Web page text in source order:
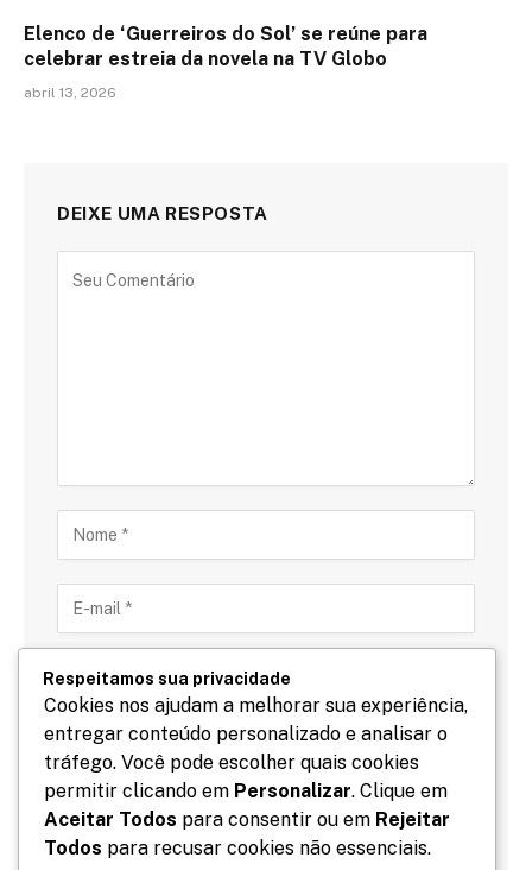
Elenco de ‘Guerreiros do Sol’ se reúne para
celebrar estreia da novela na TV Globo
abril 13, 2026
DEIXE UMA RESPOSTA
Salve meu nome, email e site neste navegador para
a próxima vez que eu comentar.
Respeitamos sua privacidade
Cookies nos ajudam a melhorar sua experiência,
entregar conteúdo personalizado e analisar o
tráfego. Você pode escolher quais cookies
permitir clicando em Personalizar. Clique em
Aceitar Todos para consentir ou em Rejeitar
Todos para recusar cookies não essenciais.